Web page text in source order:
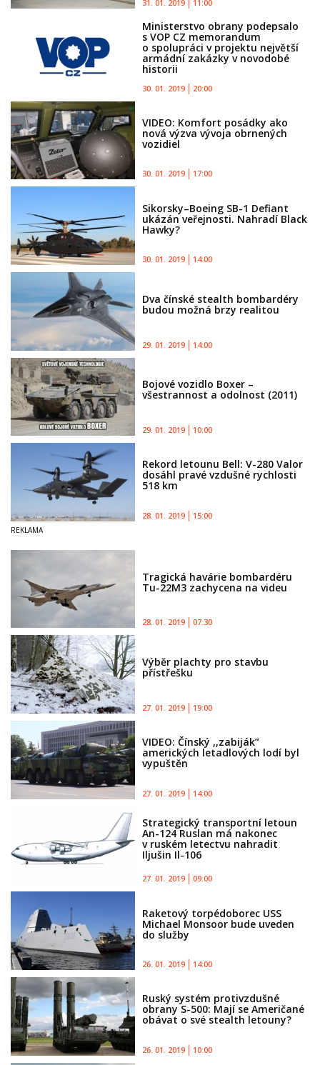
31. 01. 2019 11:00
Ministerstvo obrany podepsalo
s VOP CZ memorandum
o spolupráci v projektu největší
armádní zakázky v novodobé
historii
30. 01. 2019 20:00
VIDEO: Komfort posádky ako
nová výzva vývoja obrnených
vozidiel
30. 01. 2019 17:00
Sikorsky–Boeing SB-1 Defiant
ukázán veřejnosti. Nahradí Black
Hawky?
30. 01. 2019 14:00
Dva čínské stealth bombardéry
budou možná brzy realitou
29. 01. 2019 14:00
Bojové vozidlo Boxer –
všestrannost a odolnost (2011)
29. 01. 2019 10:00
Rekord letounu Bell: V-280 Valor
dosáhl pravé vzdušné rychlosti
518 km
28. 01. 2019 15:00
Tragická havárie bombardéru
Tu-22M3 zachycena na videu
28. 01. 2019 07:30
Výběr plachty pro stavbu
přístřešku
27. 01. 2019 19:00
VIDEO: Čínský ,,zabiják”
amerických letadlových lodí byl
vypuštěn
27. 01. 2019 14:00
Strategický transportní letoun
An-124 Ruslan má nakonec
v ruském letectvu nahradit
Iljušin Il-106
27. 01. 2019 09:00
Raketový torpédoborec USS
Michael Monsoor bude uveden
do služby
26. 01. 2019 14:00
Ruský systém protivzdušné
obrany S-500: Mají se Američané
obávat o své stealth letouny?
26. 01. 2019 10:00